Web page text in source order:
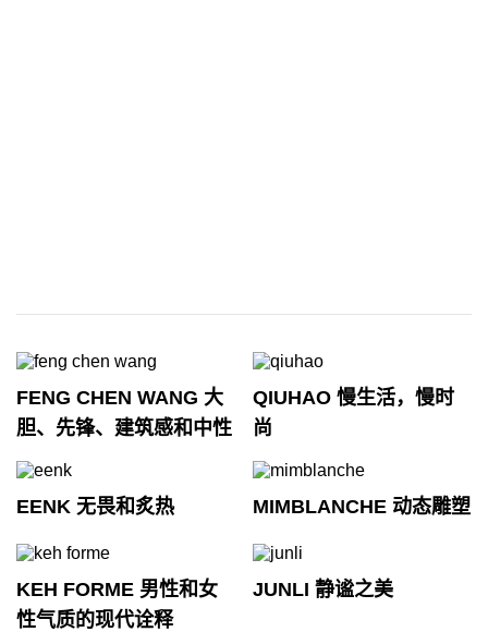
FENG CHEN WANG 大
胆、先锋、建筑感和中性
QIUHAO 慢生活，慢时
尚
EENK 无畏和炙热 MIMBLANCHE 动态雕塑
KEH FORME 男性和女
性气质的现代诠释
JUNLI 静谧之美